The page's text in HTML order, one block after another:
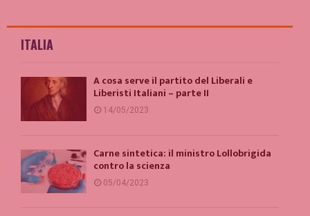
ITALIA
A cosa serve il partito del Liberali e
Liberisti Italiani – parte II
14/05/2023
Carne sintetica: il ministro Lollobrigida
contro la scienza
05/04/2023